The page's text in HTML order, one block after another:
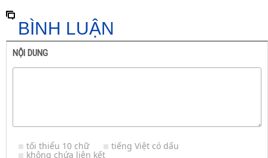
BÌNH LUẬN
NỘI DUNG
tối thiểu 10 chữ tiếng Việt có dấu
không chứa liên kết